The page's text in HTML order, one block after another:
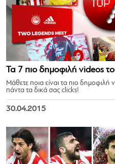
Τα 7 πιο δημοφιλή videos
Μάθετε ποια είναι τα πιο
πάντα τα δικά σας clicks!
30.04.2015